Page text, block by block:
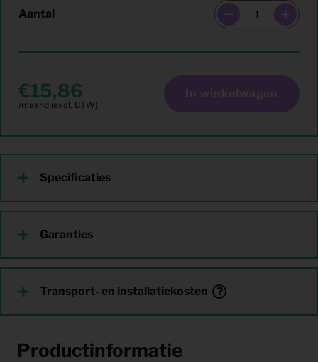
Aantal
15,86 In winkelwagen
Specificaties
Garanties
Transport- en installatiekosten
Productinformatie